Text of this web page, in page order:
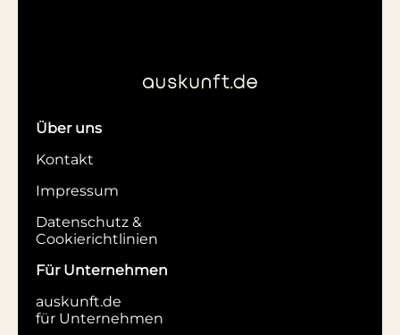
Über uns
Kontakt
Impressum
Datenschutz &
Cookierichtlinien
Für Unternehmen
auskunft.de
für Unternehmen